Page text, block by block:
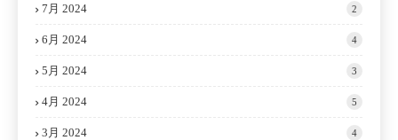
7月 2024 2
6月 2024 4
5月 2024 3
4月 2024 5
3月 2024 4